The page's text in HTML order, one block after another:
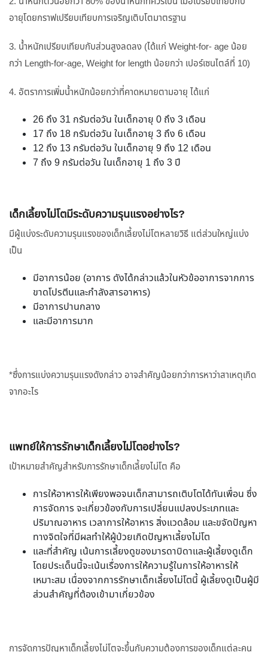
อายุโดยกราฟเปรียบเทียบการเจริญเติบโตมาตรฐาน
3. น้ำหนักเปรียบเทียบกับส่วนสูงลดลง (ได้แก่ Weight-for- age น้อย
กว่า Length-for-age, Weight for length น้อยกว่า เปอร์เซนไตล์ที่ 10)
4. อัตราการเพิ่มน้ำหนักน้อยกว่าที่คาดหมายตามอายุ ได้แก่
26 ถึง 31 กรัมต่อวัน ในเด็กอายุ 0 ถึง 3 เดือน
17 ถึง 18 กรัมต่อวัน ในเด็กอายุ 3 ถึง 6 เดือน
12 ถึง 13 กรัมต่อวัน ในเด็กอายุ 9 ถึง 12 เดือน
7 ถึง 9 กรัมต่อวัน ในเด็กอายุ 1 ถึง 3 ปี
เด็กเลี้ยงไม่โตมีระดับความรุนแรงอย่างไร?
มีผู้แบ่งระดับความรุนแรงของเด็กเลี้ยงไม่โตหลายวิธี แต่ส่วนใหญ่แบ่ง
เป็น
มีอาการน้อย (อาการ ดังได้กล่าวแล้วในหัวข้ออาการจากการ
ขาดโปรตีนและกำลังสารอาหาร)
มีอาการปานกลาง
และมีอาการมาก
*ซึ่งการแบ่งความรุนแรงดังกล่าว อาจสำคัญน้อยกว่าการหาว่าสาเหตุเกิด
จากอะไร
แพทย์ให้การรักษาเด็กเลี้ยงไม่โตอย่างไร?
เป้าหมายสำคัญสำหรับการรักษาเด็กเลี้ยงไม่โต คือ
การให้อาหารให้เพียงพอจนเด็กสามารถเติบโตได้ทันเพื่อน ซึ่ง
การจัดการ จะเกี่ยวข้องกับการเปลี่ยนแปลงประเภทและ
ปริมาณอาหาร เวลาการให้อาหาร สิ่งแวดล้อม และขจัดปัญหา
ทางจิตใจที่มีผลทำให้ผู้ป่วยเกิดปัญหาเลี้ยงไม่โต
และที่สำคัญ เน้นการเลี้ยงดูของมารดาบิดาและผู้เลี้ยงดูเด็ก
โดยประเด็นนี้จะเน้นเรื่องการให้ความรู้ในการให้อาหารให้
เหมาะสม เนื่องจากการรักษาเด็กเลี้ยงไม่โตนี้ ผู้เลี้ยงดูเป็นผู้มี
ส่วนสำคัญที่ต้องเข้ามาเกี่ยวข้อง
การจัดการปัญหาเด็กเลี้ยงไม่โตจะขึ้นกับความต้องการของเด็กแต่ละคน